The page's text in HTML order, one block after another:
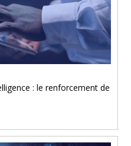
: le renforcement de